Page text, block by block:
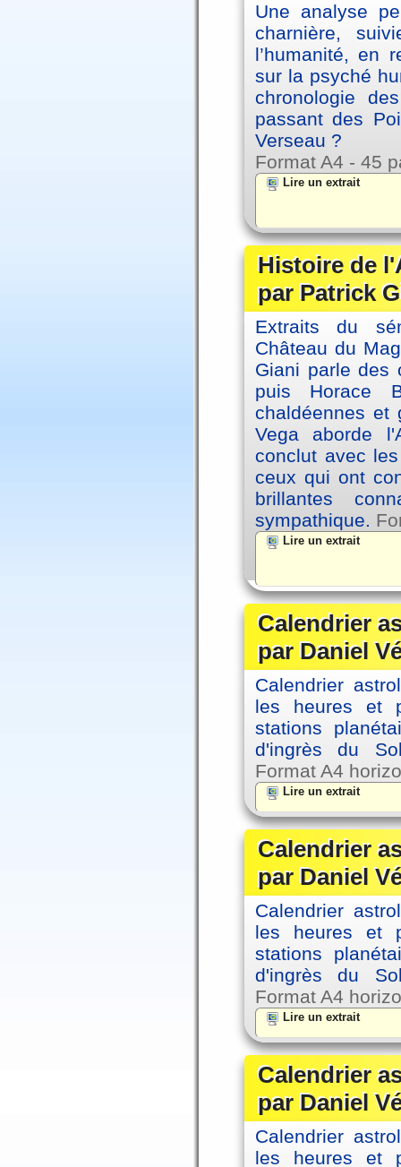
Une analyse
charnière,
l’humanité, en
sur la psyché
chronologie
passant des
Verseau ?
Format A4 - 45
Lire un extrait
Histoire de
par Patrick
Extraits du
Château du
Giani parle des
puis Horace
chaldéennes et
Vega aborde
conclut avec
ceux qui ont
brillantes
sympathique.
Lire un extrait
Calendrier
par Daniel
Calendrier
les heures et
stations
d'ingrès du
Format A4
Lire un extrait
Calendrier
par Daniel
Calendrier
les heures et
stations
d'ingrès du
Format A4
Lire un extrait
Calendrier
par Daniel
Calendrier
les heures et